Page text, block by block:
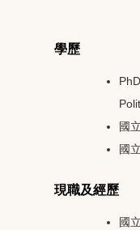
學歷
國
國
現職及經歷
國